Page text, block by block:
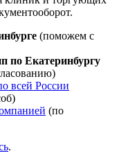
(поможем с
по Екатеринбургу
всей России
(по
.